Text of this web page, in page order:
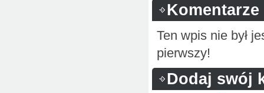
Ten wpis nie był
pierwszy!
Dodaj swój